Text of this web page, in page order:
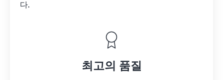
다.
최고의 품질